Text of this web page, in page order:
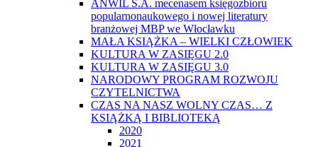
ANWIL S.A. mecenasem księgozbioru
popularnonaukowego i nowej literatury
branżowej MBP we Włocławku
MAŁA KSIĄŻKA – WIELKI CZŁOWIEK
KULTURA W ZASIĘGU 2.0
KULTURA W ZASIĘGU 3.0
NARODOWY PROGRAM ROZWOJU
CZYTELNICTWA
CZAS NA NASZ WOLNY CZAS… Z
KSIĄŻKĄ I BIBLIOTEKĄ
2020
2021